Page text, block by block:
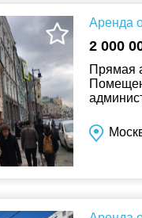
Аренда
2 000
Прямая